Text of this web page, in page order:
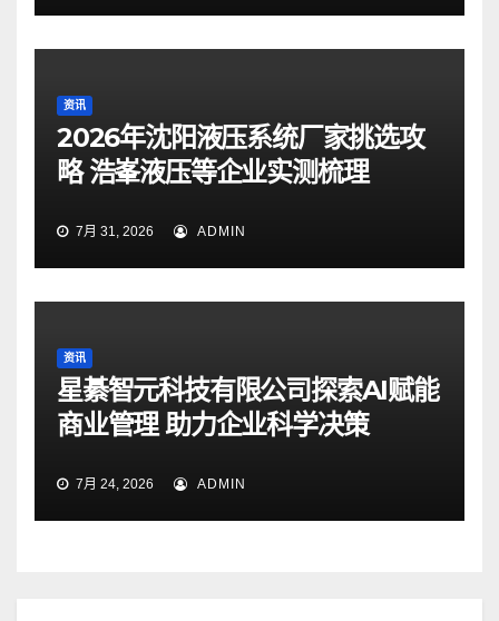
资讯
2026年沈阳液压系统厂家挑选攻
略 浩峯液压等企业实测梳理
7月 31, 2026 ADMIN
资讯
星綦智元科技有限公司探索AI赋能
商业管理 助力企业科学决策
7月 24, 2026 ADMIN